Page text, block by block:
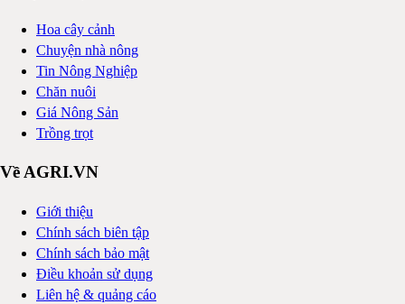
Hoa cây cảnh
Chuyện nhà nông
Tin Nông Nghiệp
Chăn nuôi
Giá Nông Sản
Trồng trọt
Về AGRI.VN
Giới thiệu
Chính sách biên tập
Chính sách bảo mật
Điều khoản sử dụng
Liên hệ & quảng cáo